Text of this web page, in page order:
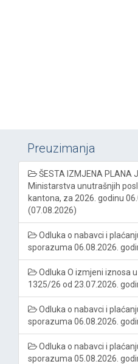
Preuzimanja
ŠESTA IZMJENA PLANA
Ministarstva unutrašnjih
kantona, za 2026. godinu
(07.08.2026)
Odluka o nabavci i
sporazuma 06.08.2026.
Odluka O izmjeni iznosa
1325/26 od 23.07.2026.
Odluka o nabavci i
sporazuma 06.08.2026.
Odluka o nabavci i
sporazuma 05.08.2026.